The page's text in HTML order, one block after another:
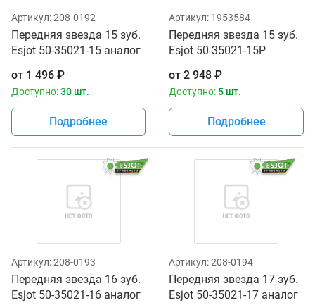
Артикул:208-0192
Передняя звезда 15 зуб.
Esjot 50-35021-15 аналог
от 1 496 ₽
Доступно:30 шт.
Подробнее
Артикул: 1953584
Передняя звезда 15 зуб.
Esjot 50-35021-15P
от 2 948 ₽
Доступно: 5 шт.
Подробнее
Артикул:208-0193
Передняя звезда 16 зуб.
Esjot 50-35021-16 аналог
Артикул:208-0194
Передняя звезда 17 зуб.
Esjot 50-35021-17 аналог